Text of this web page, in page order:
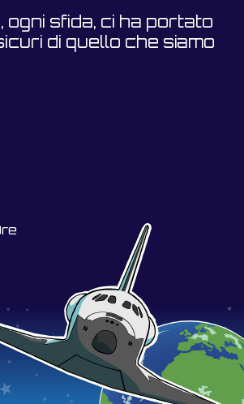
ogni sfida, ci ha portato
di quello che siamo